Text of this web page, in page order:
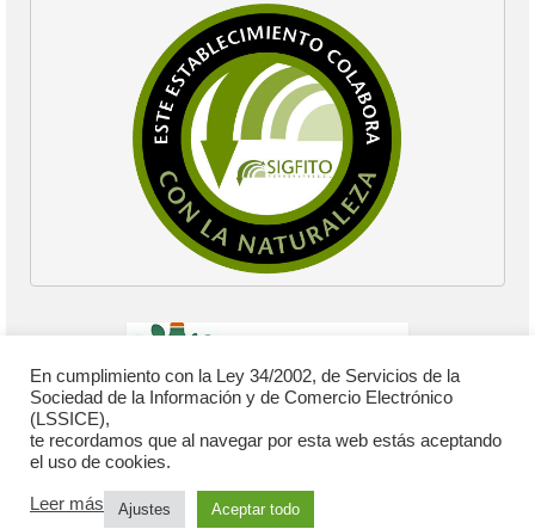
© 2026 Cooperativa Católico Agraria - WordPress Theme by
En cumplimiento con la Ley 34/2002, de Servicios de la
Sociedad de la Información y de Comercio Electrónico
(LSSICE),
te recordamos que al navegar por esta web estás aceptando
el uso de cookies.
Leer más Ajustes Aceptar todo